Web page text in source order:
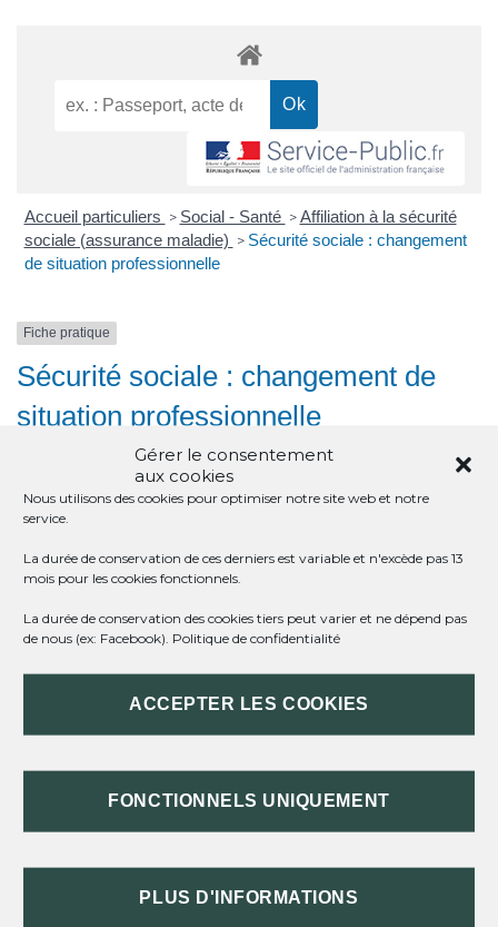
Gérer le consentement
aux cookies
Nous utilisons des cookies pour optimiser notre site web et notre
service.
La durée de conservation de ces derniers est variable et n'excède pas 13
mois pour les cookies fonctionnels.
La durée de conservation des cookies tiers peut varier et ne dépend pas
de nous (ex: Facebook). Politique de confidentialité
ACCEPTER LES COOKIES
FONCTIONNELS UNIQUEMENT
PLUS D'INFORMATIONS
Accueil particuliers > Social - Santé > Affiliation à la sécurité
sociale (assurance maladie) > Sécurité sociale : changement
de situation professionnelle
Fiche pratique
Sécurité sociale : changement de
situation professionnelle
Vérifié le 27/02/2020 - Direction de l'information légale et administrative
(Première ministre)
Lorsque vous changez de situation professionnelle, certaines
maladie, quelle que soit votre nationalité.
Fin d'études
Caisse nationale d'assurance maladie (Cnam)
Caisse nationale d'assurance maladie (Cnam)